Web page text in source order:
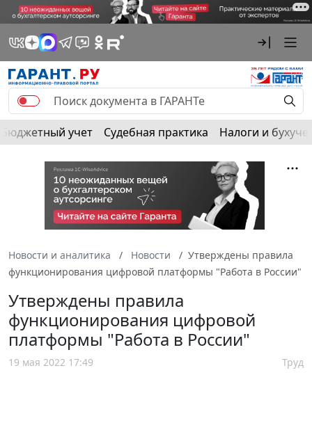
Бюджетный учет Судебная практика Налоги и
Новости и аналитика Новости
Утверждены правила
функционирования цифровой платформы "Работа в России"
Утверждены правила
функционирования цифровой
платформы "Работа в России"
19 мая 2022 17:49 Труд